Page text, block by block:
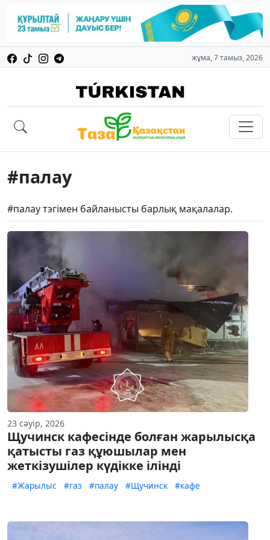
жұма, 7 тамыз, 2026
#палау
#палау тэгімен байланысты барлық мақалалар.
23 сәуір, 2026
Щучинск кафесінде болған жарылысқа
қатысты газ құюшылар мен
жеткізушілер күдікке ілінді
#Жарылыс #газ #палау #Щучинск #кафе